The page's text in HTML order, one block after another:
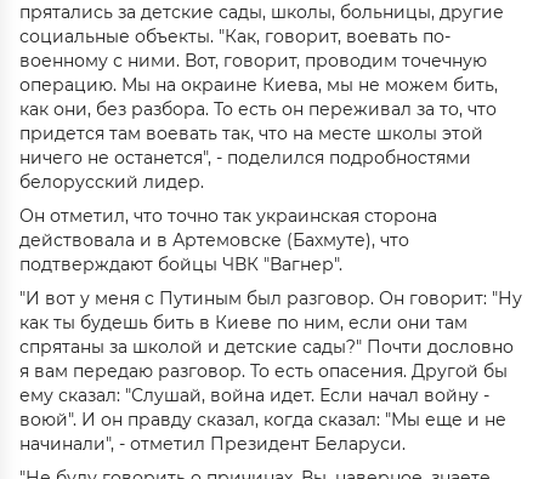
прятались за детские сады, школы, больницы, другие
социальные объекты. "Как, говорит, воевать по-
военному с ними. Вот, говорит, проводим точечную
операцию. Мы на окраине Киева, мы не можем бить,
как они, без разбора. То есть он переживал за то, что
придется там воевать так, что на месте школы этой
ничего не останется", - поделился подробностями
белорусский лидер.
Он отметил, что точно так украинская сторона
действовала и в Артемовске (Бахмуте), что
подтверждают бойцы ЧВК "Вагнер".
"И вот у меня с Путиным был разговор. Он говорит: "Ну
как ты будешь бить в Киеве по ним, если они там
спрятаны за школой и детские сады?" Почти дословно
я вам передаю разговор. То есть опасения. Другой бы
ему сказал: "Слушай, война идет. Если начал войну -
воюй". И он правду сказал, когда сказал: "Мы еще и не
начинали", - отметил Президент Беларуси.